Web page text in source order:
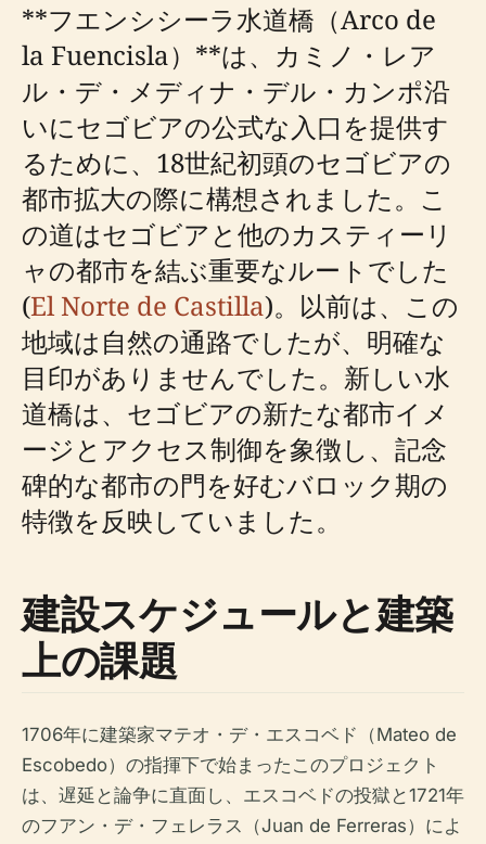
**フエンシシーラ水道橋（Arco de
la Fuencisla）**は、カミノ・レア
ル・デ・メディナ・デル・カンポ沿
いにセゴビアの公式な入口を提供す
るために、18世紀初頭のセゴビアの
都市拡大の際に構想されました。こ
の道はセゴビアと他のカスティーリ
ャの都市を結ぶ重要なルートでした
(El Norte de Castilla)。以前は、この
地域は自然の通路でしたが、明確な
目印がありませんでした。新しい水
道橋は、セゴビアの新たな都市イメ
ージとアクセス制御を象徴し、記念
碑的な都市の門を好むバロック期の
特徴を反映していました。
建設スケジュールと建築
上の課題
1706年に建築家マテオ・デ・エスコベド（Mateo de
Escobedo）の指揮下で始まったこのプロジェクト
は、遅延と論争に直面し、エスコベドの投獄と1721年
のフアン・デ・フェレラス（Juan de Ferreras）によ